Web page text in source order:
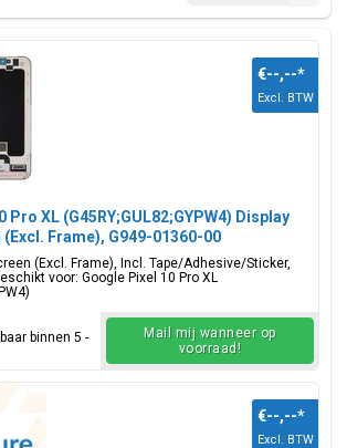
Pro XL (G45RY;GUL82;GYPW4) Display
Frame), G949-01360-00
(Excl. Frame), Incl. Tape/Adhesive/Sticker,
voor: Google Pixel 10 Pro XL
€--,--*
Excl. BTW
binnen 5 -
Mail mij wanneer op
voorraad!
€--,--*
Excl. BTW